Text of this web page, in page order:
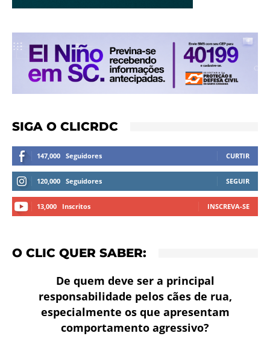
SIGA O CLICRDC
147,000 Seguidores CURTIR
120,000 Seguidores SEGUIR
13,000 Inscritos INSCREVA-SE
O CLIC QUER SABER:
De quem deve ser a principal
responsabilidade pelos cães de rua,
especialmente os que apresentam
comportamento agressivo?